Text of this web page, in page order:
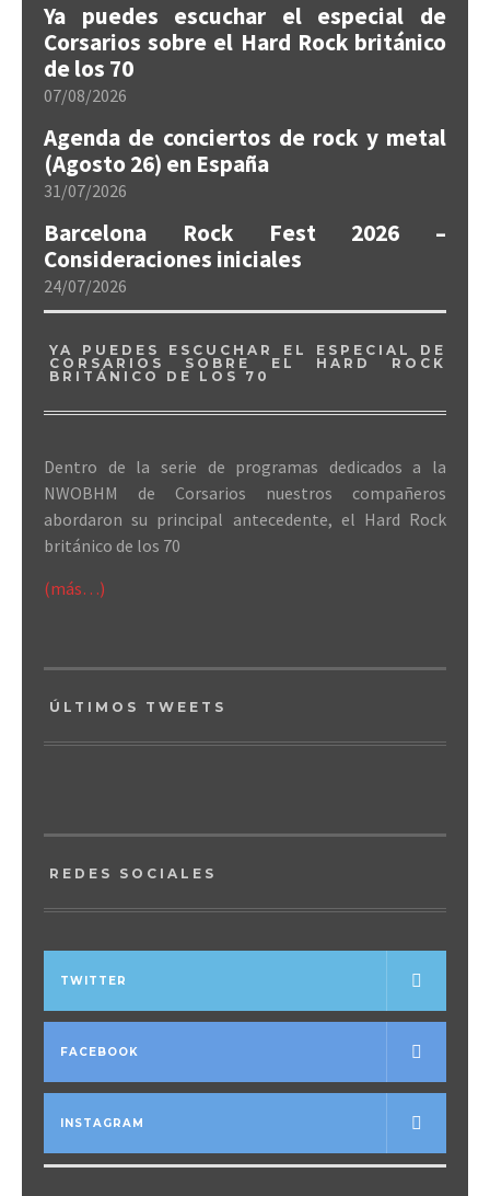
Ya puedes escuchar el especial de
Corsarios sobre el Hard Rock británico
de los 70
07/08/2026
Agenda de conciertos de rock y metal
(Agosto 26) en España
31/07/2026
Barcelona Rock Fest 2026 –
Consideraciones iniciales
24/07/2026
YA PUEDES ESCUCHAR EL ESPECIAL DE
CORSARIOS SOBRE EL HARD ROCK
BRITÁNICO DE LOS 70
Dentro de la serie de programas dedicados a la
NWOBHM de Corsarios nuestros compañeros
abordaron su principal antecedente, el Hard Rock
británico de los 70
(más…)
ÚLTIMOS TWEETS
REDES SOCIALES
TWITTER
FACEBOOK
INSTAGRAM